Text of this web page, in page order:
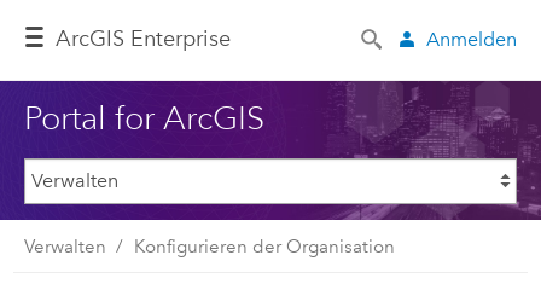
ArcGIS Enterprise Anmelden
Portal for ArcGIS
Verwalten Konfigurieren der Organisation